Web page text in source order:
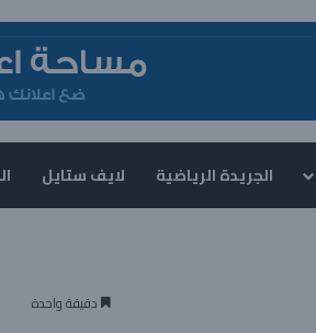
الجريدة الرياضية لايف ستايل
دقيقة واحدة